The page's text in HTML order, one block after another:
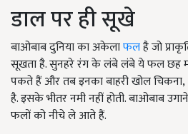
डाल पर ही सूखे
बाओबाब दुनिया का अकेलाफलहै जो
सूखता है. सुनहरे रंग के लंबे लंबे ये फल छह
पकते हैं और तब इनका बाहरी खोल चिकना,
है. इसके भीतर नमी नहीं होती. बाओबाब
फलों को नीचे ले आते हैं.